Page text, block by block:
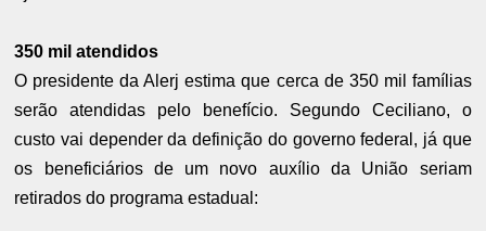
350 mil atendidos
O presidente da Alerj estima que cerca de 350 mil famílias
serão atendidas pelo benefício. Segundo Ceciliano, o
custo vai depender da definição do governo federal, já que
os beneficiários de um novo auxílio da União seriam
retirados do programa estadual: